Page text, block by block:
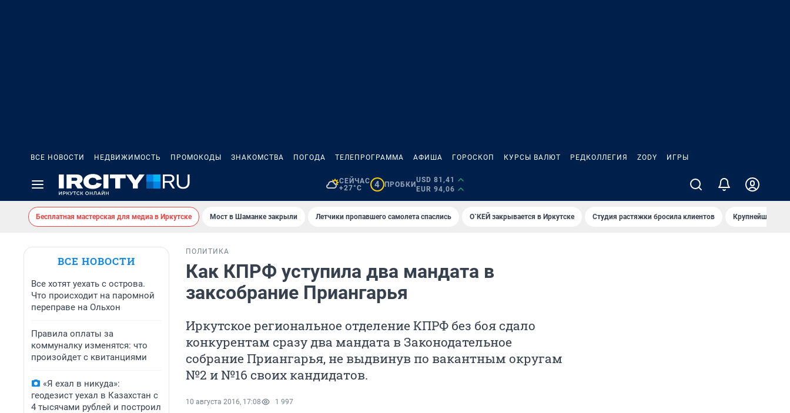
ВСЕ НОВОСТИ НЕДВИЖИМОСТЬ ПРОМОКОДЫ ЗНАКОМСТВА ПОГОДА ТЕЛЕПРОГРАММА АФИША ГОРОСКОП КУРСЫ ВАЛЮТ РЕДКОЛЛЕГИЯ ZODY ИГРЫ
СЕЙЧАС
+27°C
4 ПРОБКИ
USD 81,41
EUR 94,06
Бесплатная мастерская для медиа в Иркутске Мост в Шаманке закрыли Летчики пропавшего самолета спаслись О`КЕЙ закрывается в Иркутске Студия растяжки бросила клиентов Крупнейшие
ВСЕ НОВОСТИ
Все хотят уехать с острова.
Что происходит на паромной
переправе на Ольхон
Правила оплаты за
коммуналку изменятся: что
произойдет с квитанциями
«Я ехал в никуда»:
геодезист уехал в Казахстан с
4 тысячами рублей и построил
ПОЛИТИКА
Как КПРФ уступила два мандата в
заксобрание Приангарья
Иркутское региональное отделение КПРФ без боя сдало
конкурентам сразу два мандата в Законодательное
собрание Приангарья, не выдвинув по вакантным округам
№2 и №16 своих кандидатов.
10 августа 2016, 17:08 1 997